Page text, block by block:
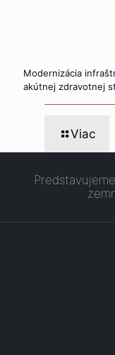
Modernizácia
akútnej zdravotnej
Viac